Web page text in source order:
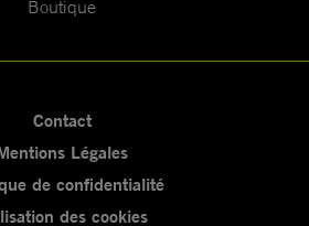
Boutique
Contact
Légales
de confidentialité
des cookies